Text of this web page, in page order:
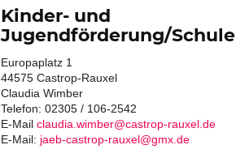
Kinder- und
Jugendförderung/Schule
Europaplatz 1
44575 Castrop-Rauxel
Claudia Wimber
Telefon: 02305 / 106-2542
E-Mail claudia.wimber@castrop-rauxel.de
E-Mail: jaeb-castrop-rauxel@gmx.de